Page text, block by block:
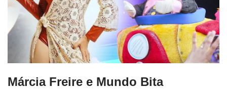
Márcia Freire e Mundo Bita